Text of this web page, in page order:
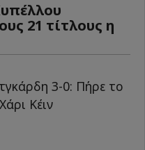
21 τίτλους η